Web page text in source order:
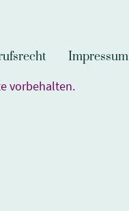
Impressum
vorbehalten.